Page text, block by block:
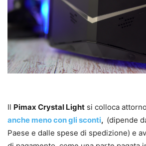
Il Pimax Crystal Light si colloca
anche meno con gli sconti, (dipende
Paese e dalle spese di spedizione) e